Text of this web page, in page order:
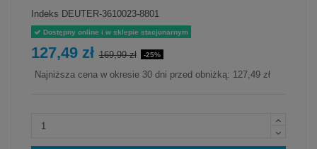
Indeks DEUTER-3610023-8801
Dostępny online i w sklepie stacjonarnym
127,49 zł 169,99 zł -25%
Najniższa cena w okresie 30 dni przed obniżką: 127,49 zł